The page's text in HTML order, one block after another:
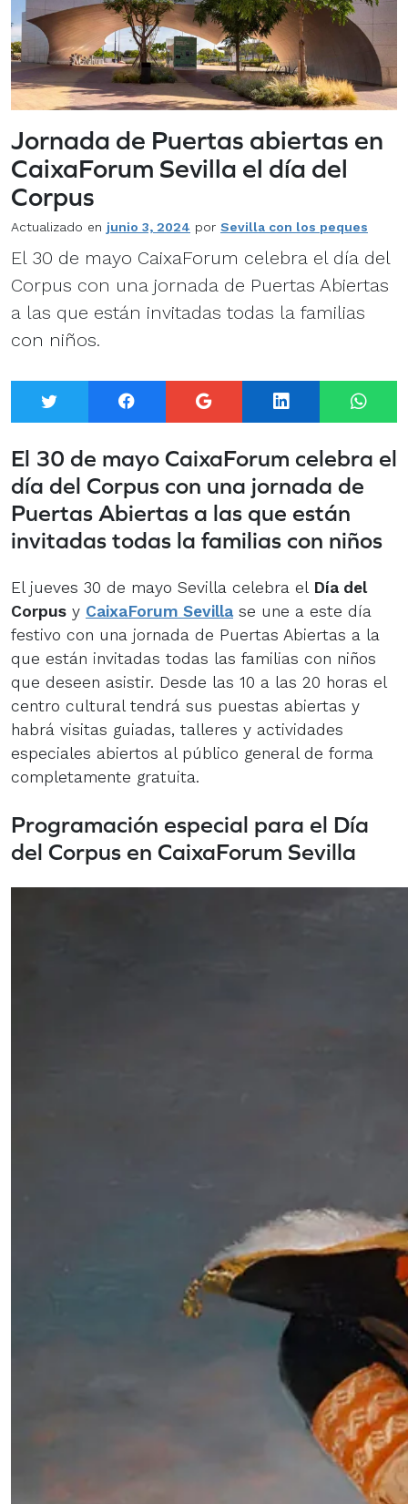
Jornada de Puertas abiertas en
CaixaForum Sevilla el día del
Corpus
Actualizado en junio 3, 2024 por Sevilla con los peques
El 30 de mayo CaixaForum celebra el día del
Corpus con una jornada de Puertas Abiertas
a las que están invitadas todas la familias
con niños.
Twitter Facebook Google+ LinkedIn
El 30 de mayo CaixaForum celebra el
día del Corpus con una jornada de
Puertas Abiertas a las que están
invitadas todas la familias con niños
El jueves 30 de mayo Sevilla celebra el Día del
Corpus y CaixaForum Sevillase une a este día
festivo con una jornada de Puertas Abiertas a la
que están invitadas todas las familias con niños
que deseen asistir. Desde las 10 a las 20 horas el
centro cultural tendrá sus puestas abiertas y
habrá visitas guiadas, talleres y actividades
especiales abiertos al público general de forma
completamente gratuita.
Programación especial para el Día
del Corpus en CaixaForum Sevilla